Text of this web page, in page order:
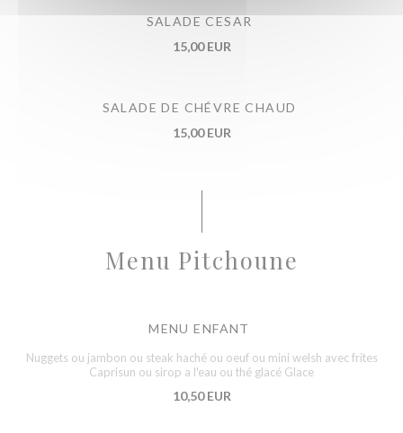
SALADE CESAR
15,00 EUR
SALADE DE CHÉVRE CHAUD
15,00 EUR
Menu Pitchoune
MENU ENFANT
Nuggets ou jambon ou steak haché ou oeuf ou mini welsh avec frites
Caprisun ou sirop a l'eau ou thé glacé Glace
10,50 EUR